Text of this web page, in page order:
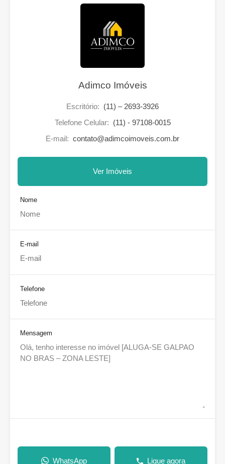
Adimco Imóveis
Escritório: (11) – 2693-3926
Telefone Celular: (11) - 97108-0015
E-mail: contato@adimcoimoveis.com.br
Ver Imóveis
Nome
E-mail
Telefone
Mensagem
WhatsApp Ligue agora